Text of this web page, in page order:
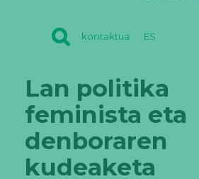
kontaktua ES
Lan politika
feminista eta
denboraren
kudeaketa